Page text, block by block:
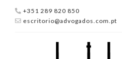
+351 289 820 850
escritorio@advogados.com.pt